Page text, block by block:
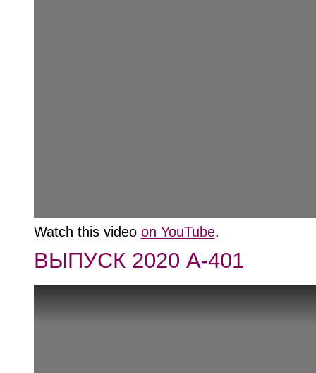
Watch this video on YouTube.
ВЫПУСК 2020 А-401